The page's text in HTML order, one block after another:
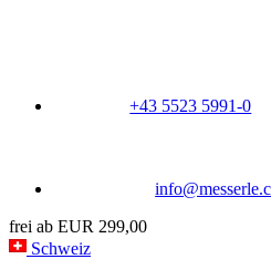
+43 5523 5991-0
frei ab EUR 299,00
Schweiz